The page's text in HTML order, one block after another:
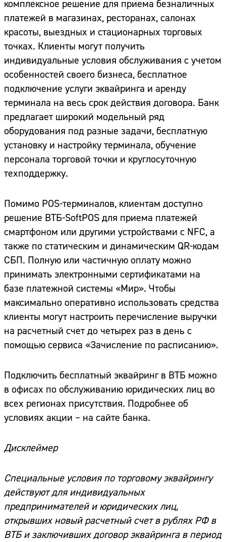
комплексное решение для приема безналичных
платежей в магазинах, ресторанах, салонах
красоты, выездных и стационарных торговых
точках. Клиенты могут получить
индивидуальные условия обслуживания с учетом
особенностей своего бизнеса, бесплатное
подключение услуги эквайринга и аренду
терминала на весь срок действия договора. Банк
предлагает широкий модельный ряд
оборудования под разные задачи, бесплатную
установку и настройку терминала, обучение
персонала торговой точки и круглосуточную
техподдержку.
Помимо POS-терминалов, клиентам доступно
решение ВТБ-SoftPOS для приема платежей
смартфоном или другими устройствами с NFC, а
также по статическим и динамическим QR-кодам
СБП. Полную или частичную оплату можно
принимать электронными сертификатами на
базе платежной системы «Мир». Чтобы
максимально оперативно использовать средства
клиенты могут настроить перечисление выручки
на расчетный счет до четырех раз в день с
помощью сервиса «Зачисление по расписанию».
Подключить бесплатный эквайринг в ВТБ можно
в офисах по обслуживанию юридических лиц во
всех регионах присутствия. Подробнее об
условиях акции – на сайте банка.
Дисклеймер
Специальные условия по торговому эквайрингу
действуют для индивидуальных
предпринимателей и юридических лиц,
открывших новый расчетный счет в рублях РФ в
ВТБ и заключивших договор эквайринга в период